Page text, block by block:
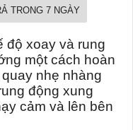
TRONG 7 NGÀY
độ xoay và rung
một cách hoàn
nhẹ nhàng
động xung
cảm và lên bên